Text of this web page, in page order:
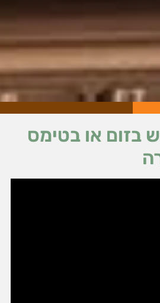
בזום או בטימס